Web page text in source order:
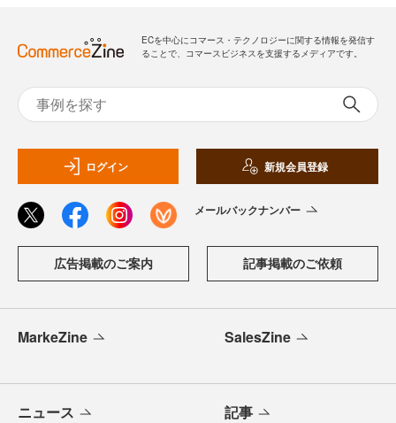
ECを中心にコマース・テクノロジーに関する情報を発信す
ることで、コマースビジネスを支援するメディアです。
ログイン 新規会員登録
メールバックナンバー
広告掲載のご案内 記事掲載のご依頼
MarkeZine SalesZine
ニュース 記事